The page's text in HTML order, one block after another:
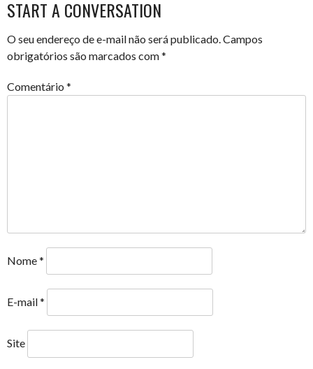
START A CONVERSATION
O seu endereço de e-mail não será publicado.Campos
obrigatórios são marcados com*
Comentário *
Nome*
E-mail*
Site